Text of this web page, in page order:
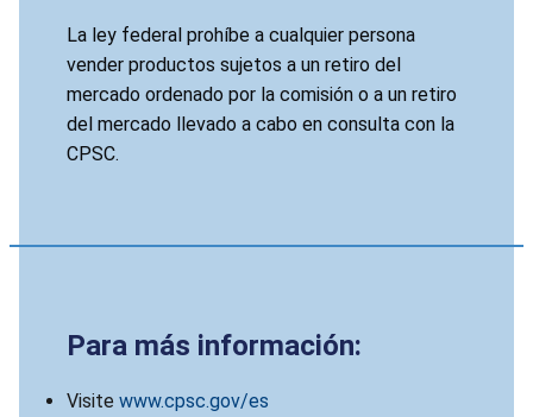
La ley federal prohíbe a cualquier persona
vender productos sujetos a un retiro del
mercado ordenado por la comisión o a un retiro
del mercado llevado a cabo en consulta con la
CPSC.
Para más información:
Visite www.cpsc.gov/es